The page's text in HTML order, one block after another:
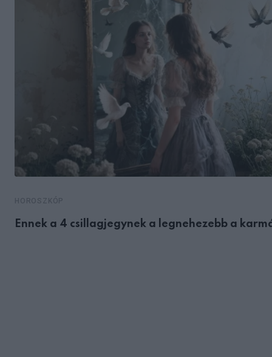
Ennek a 4 csillagjegynek a legnehezebb a